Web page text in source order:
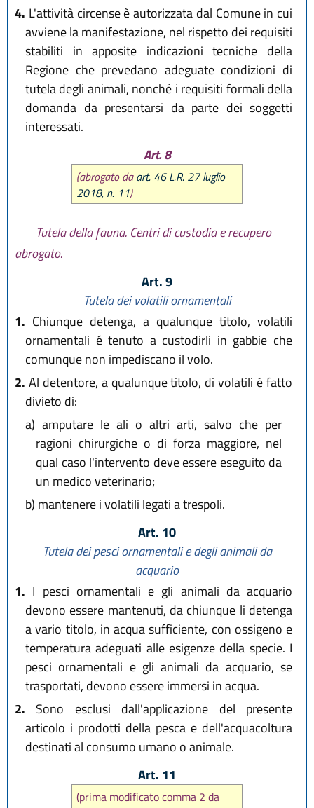
4. L'attività circense è autorizzata dal Comune in cui
avviene la manifestazione, nel rispetto dei requisiti
stabiliti in apposite indicazioni tecniche della
Regione che prevedano adeguate condizioni di
tutela degli animali, nonché i requisiti formali della
domanda da presentarsi da parte dei soggetti
interessati.
Art. 8
(abrogato daart. 46 L.R. 27 luglio
2018, n. 11)
Tutela della fauna. Centri di custodia e recupero
abrogato.
Art. 9
Tutela dei volatili ornamentali
1. Chiunque detenga, a qualunque titolo, volatili
ornamentali é tenuto a custodirli in gabbie che
comunque non impediscano il volo.
2. Al detentore, a qualunque titolo, di volatili é fatto
divieto di:
a) amputare le ali o altri arti, salvo che per
ragioni chirurgiche o di forza maggiore, nel
qual caso l'intervento deve essere eseguito da
un medico veterinario;
b) mantenere i volatili legati a trespoli.
Art. 10
Tutela dei pesci ornamentali e degli animali da
acquario
1. I pesci ornamentali e gli animali da acquario
devono essere mantenuti, da chiunque li detenga
a vario titolo, in acqua sufficiente, con ossigeno e
temperatura adeguati alle esigenze della specie. I
pesci ornamentali e gli animali da acquario, se
trasportati, devono essere immersi in acqua.
2. Sono esclusi dall'applicazione del presente
articolo i prodotti della pesca e dell'acquacoltura
destinati al consumo umano o animale.
Art. 11
(prima modificato comma 2 da